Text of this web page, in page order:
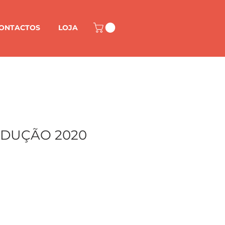
LOJA
2020